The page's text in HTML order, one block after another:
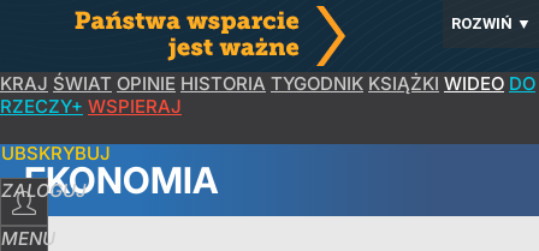
ROZWIŃ ▼
KRAJ ŚWIAT OPINIE HISTORIA TYGODNIK KSIĄŻKI WIDEO DO
RZECZY+ WSPIERAJ
ZALOGUJ
MENU
EKONOMIA